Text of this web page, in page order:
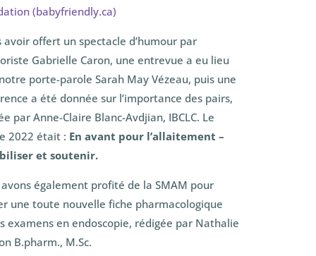
(babyfriendly.ca)
avoir offert un spectacle d’humour par
Gabrielle Caron, une entrevue a eu lieu
porte-parole Sarah May Vézeau, puis une
a été donnée sur l’importance des pairs,
par Anne-Claire Blanc-Avdjian, IBCLC. Le
2022 était : En avant pour l’allaitement –
et soutenir.
également profité de la SMAM pour
une toute nouvelle fiche pharmacologique
examens en endoscopie, rédigée par Nathalie
B.pharm., M.Sc.